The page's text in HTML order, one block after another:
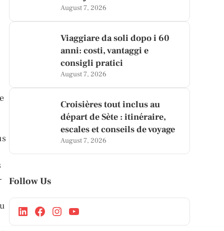
August 7, 2026
Viaggiare da soli dopo i 60
anni: costi, vantaggi e
consigli pratici
August 7, 2026
Croisières tout inclus au
départ de Sète : itinéraire,
escales et conseils de voyage
August 7, 2026
Follow Us